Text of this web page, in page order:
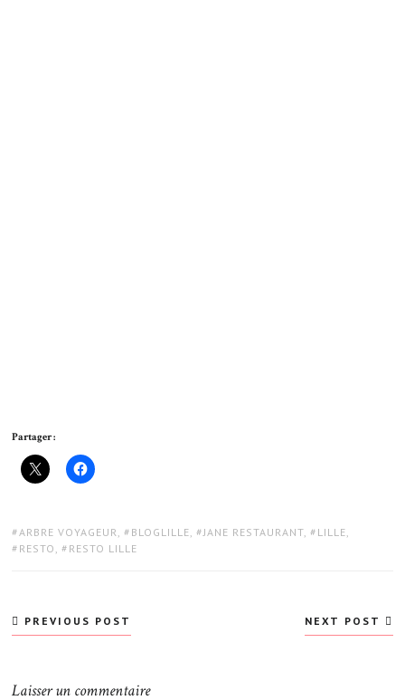
Partager :
TAGS:
ARBRE VOYAGEUR , BLOGLILLE , JANE RESTAURANT , LILLE
RESTO , RESTO LILLE
Navigation
de
PREVIOUS POST NEXT POST
Laisser un commentaire